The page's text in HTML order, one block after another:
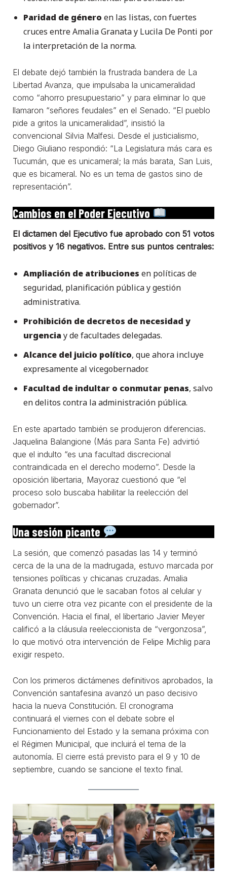
Paridad de género en las listas, con fuertes
cruces entre Amalia Granata y Lucila De Ponti por
la interpretación de la norma.
El debate dejó también la frustrada bandera de La
Libertad Avanza, que impulsaba la unicameralidad
como “ahorro presupuestario” y para eliminar lo que
llamaron “señores feudales” en el Senado. “El pueblo
pide a gritos la unicameralidad”, insistió la
convencional Silvia Malfesi. Desde el justicialismo,
Diego Giuliano respondió: “La Legislatura más cara es
Tucumán, que es unicameral; la más barata, San Luis,
que es bicameral. No es un tema de gastos sino de
representación”.
Cambios en el Poder Ejecutivo
El dictamen del Ejecutivo fue aprobado con 51 votos
positivos y 16 negativos. Entre sus puntos centrales:
Ampliación de atribuciones en políticas de
seguridad, planificación pública y gestión
administrativa.
Prohibición de decretos de necesidad y
urgenciay de facultades delegadas.
Alcance del juicio político, que ahora incluye
expresamente al vicegobernador.
Facultad de indultar o conmutar penas, salvo
en delitos contra la administración pública.
En este apartado también se produjeron diferencias.
Jaquelina Balangione (Más para Santa Fe) advirtió
que el indulto “es una facultad discrecional
contraindicada en el derecho moderno”. Desde la
oposición libertaria, Mayoraz cuestionó que “el
proceso solo buscaba habilitar la reelección del
gobernador”.
Una sesión picante
La sesión, que comenzó pasadas las 14 y terminó
cerca de la una de la madrugada, estuvo marcada por
tensiones políticas y chicanas cruzadas. Amalia
Granata denunció que le sacaban fotos al celular y
tuvo un cierre otra vez picante con el presidente de la
Convención. Hacia el final, el libertario Javier Meyer
calificó a la cláusula reeleccionista de “vergonzosa”,
lo que motivó otra intervención de Felipe Michlig para
exigir respeto.
Con los primeros dictámenes definitivos aprobados, la
Convención santafesina avanzó un paso decisivo
hacia la nueva Constitución. El cronograma
continuará el viernes con el debate sobre el
Funcionamiento del Estado y la semana próxima con
el Régimen Municipal, que incluirá el tema de la
autonomía. El cierre está previsto para el 9 y 10 de
septiembre, cuando se sancione el texto final.